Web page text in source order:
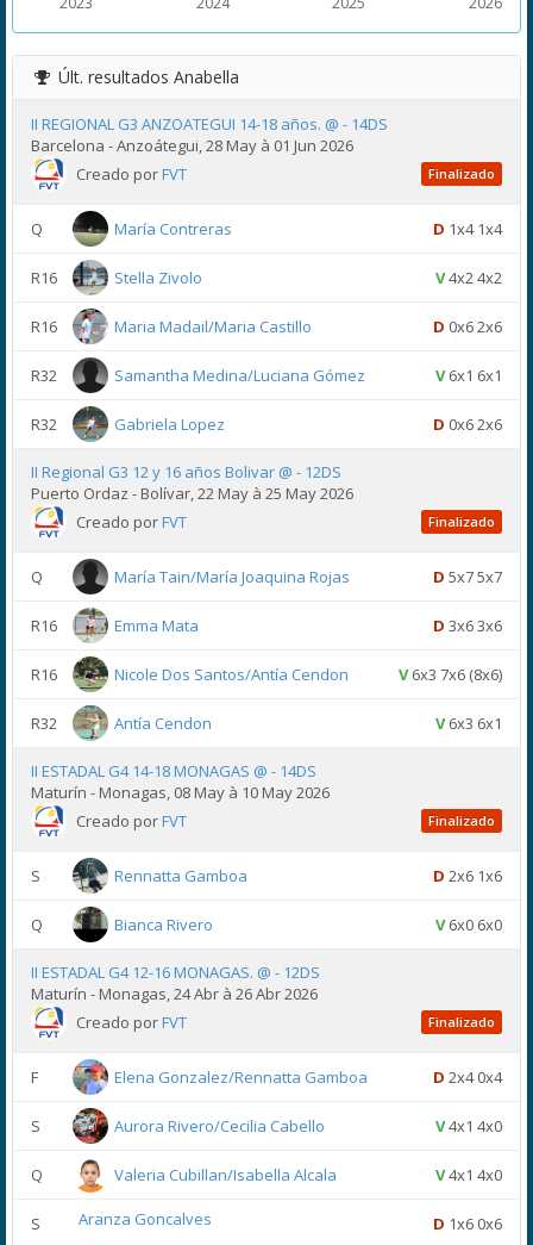
Últ. resultados Anabella
II REGIONAL G3 ANZOATEGUI 14-18 años. @ - 14DS
Barcelona - Anzoátegui, 28 May à 01 Jun 2026
Creado porFVT Finalizado
Q María Contreras D 1x4 1x4
R16 Stella Zivolo V4x2 4x2
R16 Maria Madail/Maria Castillo D 0x6 2x6
R32 Samantha Medina/Luciana Gómez V6x1 6x1
R32 Gabriela Lopez D 0x6 2x6
II Regional G3 12 y 16 años Bolivar @ - 12DS
Puerto Ordaz - Bolívar, 22 May à 25 May 2026
Creado porFVT Finalizado
Q María Tain/María Joaquina Rojas D 5x7 5x7
R16 Emma Mata D 3x6 3x6
R16 Nicole Dos Santos/Antía Cendon V6x3 7x6 (8x6)
R32 Antía Cendon V6x3 6x1
II ESTADAL G4 14-18 MONAGAS @ - 14DS
Maturín - Monagas, 08 May à 10 May 2026
Creado porFVT Finalizado
S Rennatta Gamboa D 2x6 1x6
Q Bianca Rivero V6x0 6x0
II ESTADAL G4 12-16 MONAGAS. @ - 12DS
Maturín - Monagas, 24 Abr à 26 Abr 2026
Creado porFVT Finalizado
F Elena Gonzalez/Rennatta Gamboa D 2x4 0x4
S Aurora Rivero/Cecilia Cabello V4x1 4x0
Q Valeria Cubillan/Isabella Alcala V4x1 4x0
S Aranza Goncalves D 1x6 0x6